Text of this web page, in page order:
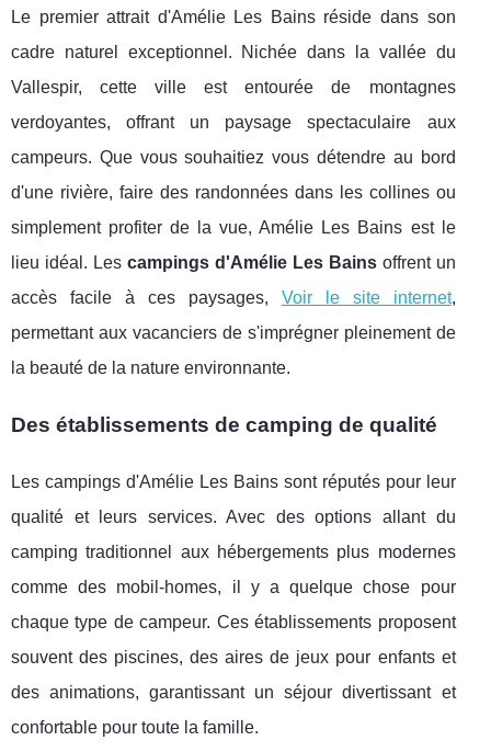
Le premier attrait d'Amélie Les Bains réside dans son
cadre naturel exceptionnel. Nichée dans la vallée du
Vallespir, cette ville est entourée de montagnes
verdoyantes, offrant un paysage spectaculaire aux
campeurs. Que vous souhaitiez vous détendre au bord
d'une rivière, faire des randonnées dans les collines ou
simplement profiter de la vue, Amélie Les Bains est le
lieu idéal. Les campings d'Amélie Les Bainsoffrent un
accès facile à ces paysages, Voir le site internet,
permettant aux vacanciers de s'imprégner pleinement de
la beauté de la nature environnante.
Des établissements de camping de qualité
Les campings d'Amélie Les Bains sont réputés pour leur
qualité et leurs services. Avec des options allant du
camping traditionnel aux hébergements plus modernes
comme des mobil-homes, il y a quelque chose pour
chaque type de campeur. Ces établissements proposent
souvent des piscines, des aires de jeux pour enfants et
des animations, garantissant un séjour divertissant et
confortable pour toute la famille.